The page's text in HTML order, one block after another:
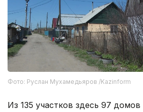
Фото: Руслан Мухамедьяров /Kazinform
Из 135 участков здесь 97